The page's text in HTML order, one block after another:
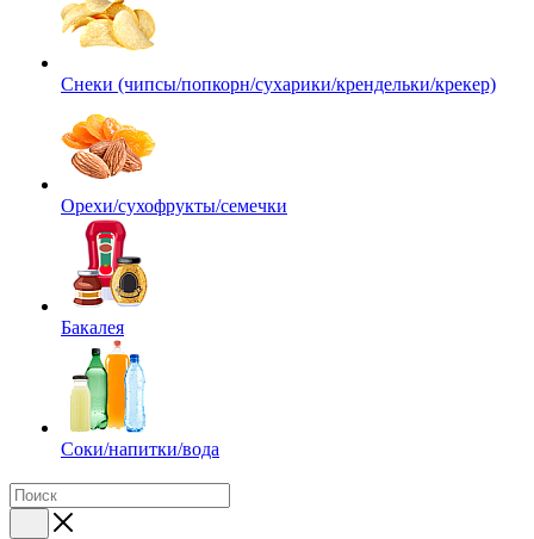
Снеки (чипсы/попкорн/сухарики/крендельки/крекер)
Орехи/сухофрукты/семечки
Бакалея
Соки/напитки/вода